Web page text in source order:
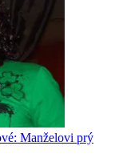
Manželovi prý